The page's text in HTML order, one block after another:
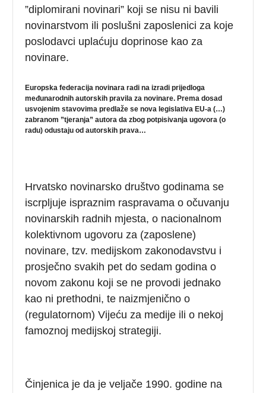
”diplomirani novinari” koji se nisu ni bavili
novinarstvom ili poslušni zaposlenici za koje
poslodavci uplaćuju doprinose kao za
novinare.
Europska federacija novinara radi na izradi prijedloga
međunarodnih autorskih pravila za novinare. Prema dosad
usvojenim stavovima predlaže se nova legislativa EU-a (…)
zabranom ”tjeranja” autora da zbog potpisivanja ugovora (o
radu) odustaju od autorskih prava…
Hrvatsko novinarsko društvo godinama se
iscrpljuje ispraznim raspravama o očuvanju
novinarskih radnih mjesta, o nacionalnom
kolektivnom ugovoru za (zaposlene)
novinare, tzv. medijskom zakonodavstvu i
prosječno svakih pet do sedam godina o
novom zakonu koji se ne provodi jednako
kao ni prethodni, te naizmjenično o
(regulatornom) Vijeću za medije ili o nekoj
famoznoj medijskoj strategiji.
Činjenica je da je veljače 1990. godine na